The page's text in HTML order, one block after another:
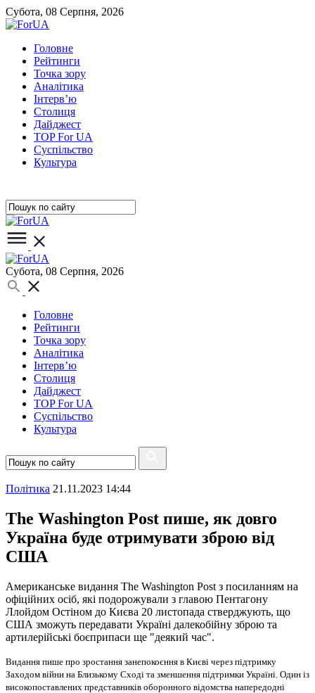
Субота, 08 Серпня, 2026
Головне
Рейтинги
Точка зору
Аналітика
Інтерв’ю
Столиця
Дайджест
TOP For UA
Суспiльство
Культура
Субота, 08 Серпня, 2026
Головне
Рейтинги
Точка зору
Аналітика
Інтерв’ю
Столиця
Дайджест
TOP For UA
Суспiльство
Культура
Полiтика 21.11.2023 14:44
The Washington Post пише, як довго
Україна буде отримувати зброю від
США
Американське видання The Washington Post з посиланням на
офіційних осіб, які подорожували з главою Пентагону
Ллойдом Остіном до Києва 20 листопада стверджують, що
США зможуть передавати Україні далекобійну зброю та
артилерійські боєприпаси ще "деякий час".
Видання пише про зростання занепокоєння в Києві через підтримку
Заходом війни на Близькому Сході та зменшення підтримки Україні. Один із
високопоставлених представників оборонного відомства напередодні